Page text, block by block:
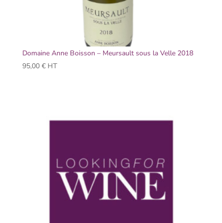
Domaine Anne Boisson – Meursault sous la Velle 2018
95,00 € HT